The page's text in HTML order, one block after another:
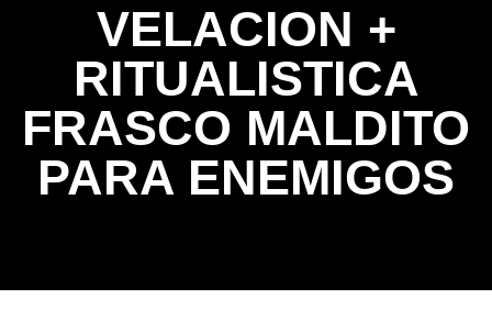
VELACION +
RITUALISTICA
FRASCO MALDITO
PARA ENEMIGOS